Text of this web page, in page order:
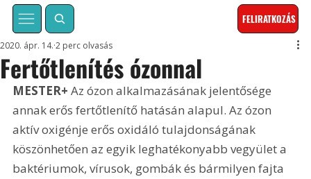
FELIRATKOZÁS
Fertőtlenítés ózonnal
2020. ápr. 14. 2 perc olvasás
MESTER+ Az ózon alkalmazásának jelentősége
annak erős fertőtlenítő hatásán alapul. Az ózon
aktív oxigénje erős oxidáló tulajdonságának
köszönhetően az egyik leghatékonyabb vegyület a
baktériumok, vírusok, gombák és bármilyen fajta